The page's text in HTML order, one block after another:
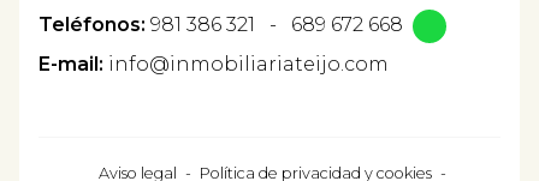
Teléfonos: 981 386 321 -
689 672 668
E-mail: info@inmobiliariateijo.com
Aviso legal - Política de privacidad y cookies -